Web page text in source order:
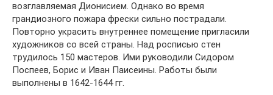
возглавляемая Дионисием. Однако во время
грандиозного пожара фрески сильно пострадали.
Повторно украсить внутреннее помещение пригласили
художников со всей страны. Над росписью стен
трудилось 150 мастеров. Ими руководили Сидором
Поспеев, Борис и Иван Паисеины. Работы были
выполнены в 1642-1644 гг.